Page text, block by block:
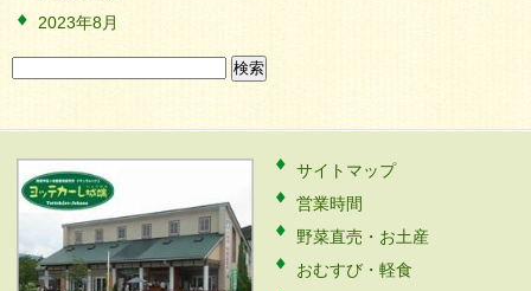
2023年8月
索:
サイトマップ
営業時間
野菜直売・お土産
おむすび・軽食